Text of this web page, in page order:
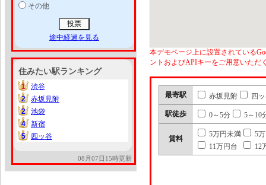
その他
途中経過を見る
住みたい駅ランキング
1
1
渋谷
2
2
赤坂見附
2
2
池袋
4
4
新宿
5
5 四ッ谷
08月07日15時更新
本デモページ上に設置されている
ントおよびAPIキーをご用意いただ
最寄駅 赤坂見附 四
駅徒歩 0～5分 5～10
賃料
5万円未満
5
11万円台
12